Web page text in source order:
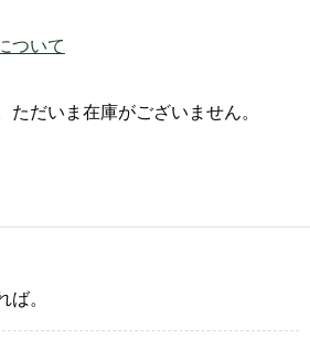
ついて
だいま在庫がございません。
。